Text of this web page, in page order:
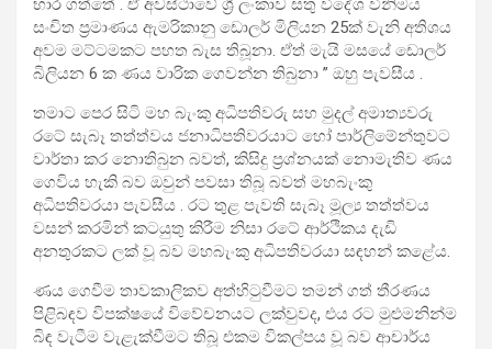
භාර ගත්තේ . ඒ අවස්ථාවේ ශ්‍රී ලංකාව සතු විදේශ විනිමය
සංචිත ප්‍රමාණය ඇමරිකානු ඩොලර් මිලියන 25ක් වැනි අතිශය
අවම මට්ටමකට පහත බැස තිබූනා. ඒත් මැයි මසයේ ඩොලර්
බිලියන 6 ක ණය වාරික ගෙවන්න තිබුනා ” ඔහු පැවසීය .
තමාට පෙර සිටි මහ බැංකු අධිපතිවරු සහ මුදල් අමාත්‍යවරු
රටේ සැබෑ තත්ත්වය ජනාධිපතිවරයාට හෝ පාර්ලිමේන්තුවට
වාර්තා කර නොතිබුන බවත්, කිසිදු ප්‍රශ්නයක් නොමැතිව ණය
ගෙවිය හැකි බව ඔවුන් පවසා තිබූ බවත් මහබැංකු
අධිපතිවරයා පැවසීය . රට තුළ පැවති සැබෑ මූල්‍ය තත්ත්වය
වසන් කරමින් කටයුතු කිරීම නිසා රටේ ආර්ථිකය දැඩි
අනතුරකට ලක් වූ බව මහබැංකු අධිපතිවරයා සඳහන් කළේය.
ණය ගෙවීම තාවකාලිකව අත්හිටුවීමට තමන් ගත් තීරණය
පිළිබඳව විපක්ෂයේ විවේචනයට ලක්වුවද, එය රට මුළුමනින්ම
බිඳ වැටීම වැළැක්වීමට තිබූ එකම විකල්පය වූ බව ආචාර්ය